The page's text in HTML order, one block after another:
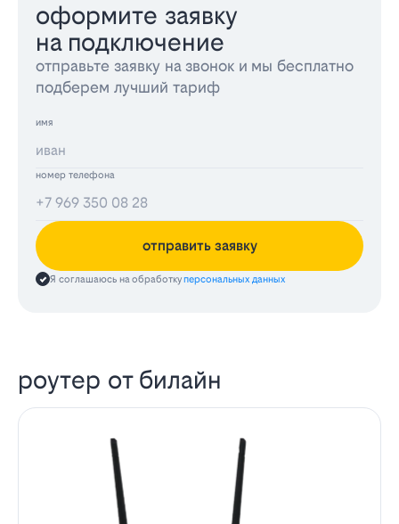
оформите заявку
на подключение
отправьте заявку на звонок и мы бесплатно
подберем лучший тариф
имя
номер телефона
отправить заявку
Я соглашаюсь на обработкуперсональных данных
роутер от билайн